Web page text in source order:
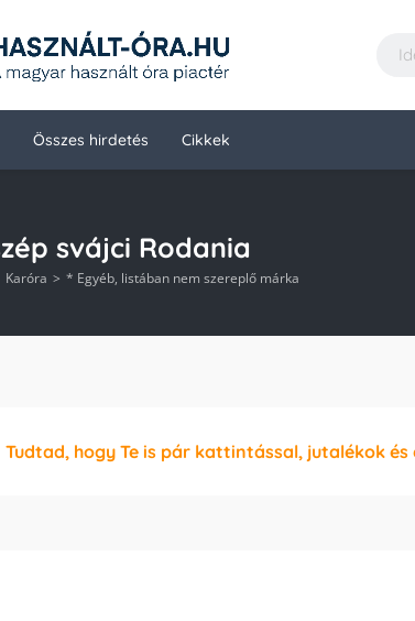
Összes hirdetés Cikkek
svájci Rodania
Karóra * Egyéb, listában nem szereplő márka
Tudtad, hogy Te is pár kattintással, jutalékok